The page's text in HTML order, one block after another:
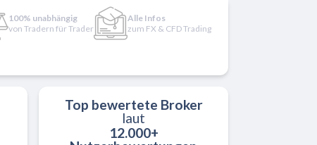
100% unabhängig
von Tradern für Trader
Alle Infos
zum FX & CFD Trading
Top bewertete Broker
laut
12.000+